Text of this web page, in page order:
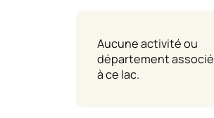
Aucune activité ou
département associé
à ce lac.